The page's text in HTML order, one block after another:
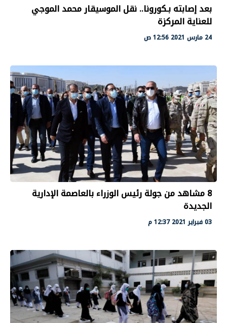
بعد إصابته بـكورونا.. نقل الموسيقار محمد الموجي
للعناية المركزة
24 مارس 2021 12:56 ص
8 مشاهد من جولة رئيس الوزراء بالعاصمة الإدارية
الجديدة
03 فبراير 2021 12:37 م